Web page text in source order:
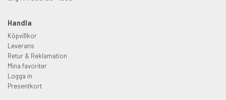
Handla
Köpvillkor
Leverans
Retur & Reklamation
Mina favoriter
Logga in
Presentkort